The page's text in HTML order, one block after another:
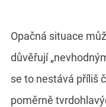
Opačná situace
důvěřují
se to nestává příliš
poměrně